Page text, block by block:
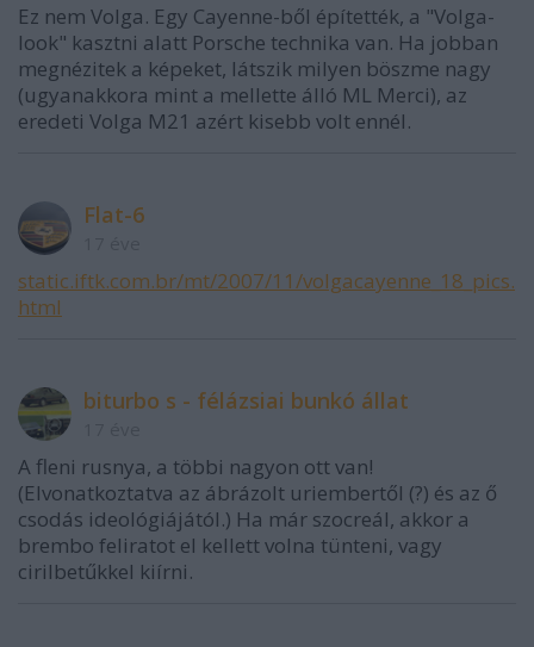
Ez nem Volga. Egy Cayenne-ből építették, a "Volga-
look" kasztni alatt Porsche technika van. Ha jobban
megnézitek a képeket, látszik milyen böszme nagy
(ugyanakkora mint a mellette álló ML Merci), az
eredeti Volga M21 azért kisebb volt ennél.
Flat-6
static.iftk.com.br/mt/2007/11/volgacayenne_18_pics.
html
biturbo s - félázsiai bunkó állat
A fleni rusnya, a többi nagyon ott van!
(Elvonatkoztatva az ábrázolt uriembertől (?) és az ő
csodás ideológiájától.) Ha már szocreál, akkor a
brembo feliratot el kellett volna tünteni, vagy
cirilbetűkkel kiírni.